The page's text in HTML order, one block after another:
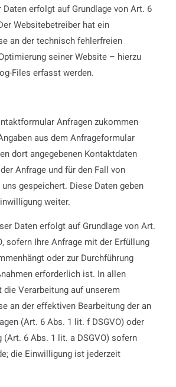
erfolgt auf Grundlage von Art. 6
Websitebetreiber hat ein
an der technisch fehlerfreien
seiner Website – hierzu
Files erfasst werden.
Anfragen zukommen
aus dem Anfrageformular
dort angegebenen Kontaktdaten
Anfrage und für den Fall von
gespeichert. Diese Daten geben
weiter.
Daten erfolgt auf Grundlage von Art.
sofern Ihre Anfrage mit der Erfüllung
oder zur Durchführung
erforderlich ist. In allen
die Verarbeitung auf unserem
an der effektiven Bearbeitung der an
(Art. 6 Abs. 1 lit. f DSGVO) oder
6 Abs. 1 lit. a DSGVO) sofern
die Einwilligung ist jederzeit